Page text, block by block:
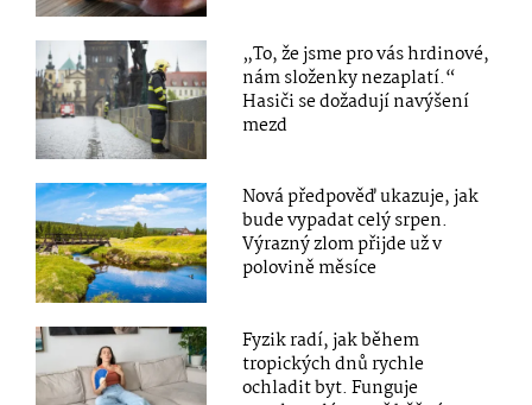
„To, že jsme pro vás hrdinové,
nám složenky nezaplatí.“
Hasiči se dožadují navýšení
mezd
Nová předpověď ukazuje, jak
bude vypadat celý srpen.
Výrazný zlom přijde už v
polovině měsíce
Fyzik radí, jak během
tropických dnů rychle
ochladit byt. Funguje